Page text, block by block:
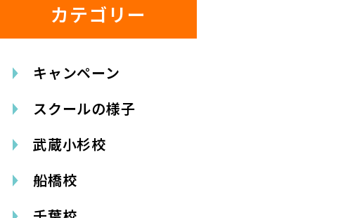
カテゴリー
キャンペーン
スクールの様子
武蔵小杉校
船橋校